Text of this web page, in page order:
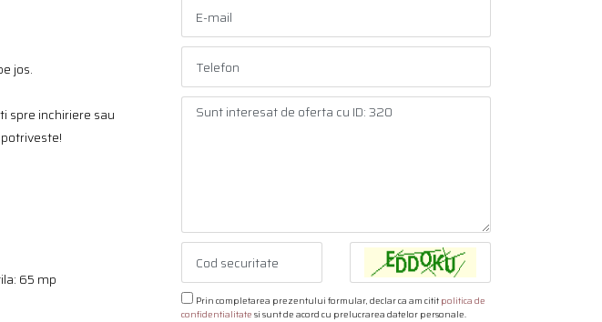
jos.
spre inchiriere sau
65 mp
Prin completarea prezentului formular, declar ca am citit politica de
confidentialitate si sunt de acord cu prelucrarea datelor personale.